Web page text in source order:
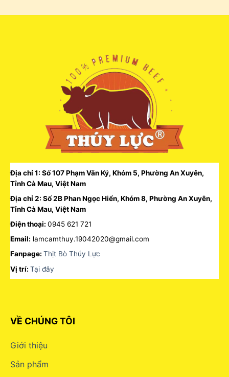
Địa chỉ 1: Số 107 Phạm Văn Ký, Khóm 5, Phường An Xuyên,
Tỉnh Cà Mau, Việt Nam
Địa chỉ 2: Số 2B Phan Ngọc Hiển, Khóm 8, Phường An Xuyên,
Tỉnh Cà Mau, Việt Nam
Điện thoại: 0945 621 721
Email: lamcamthuy.19042020@gmail.com
Fanpage: Thịt Bò Thúy Lực
Vị trí: Tại đây
VỀ CHÚNG TÔI
Giới thiệu
Sản phẩm